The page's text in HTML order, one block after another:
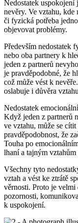
Nedostatek
nevěry. Ve vztahu, kde
či fyzická potřeba
objevovat problémy.
Především nedostatek
nebo oba partnery k
jeden z partnerů
je pravděpodobné, že
což může vést k
oslabuje i důvěra
Nedostatek
Když jeden z partnerů
ve vztahu, může se
pravděpodobnost, že
Touha po
lhaní a tajným
Všechny tyto
vztah a vést ke ztrátě
věrnosti. Proto je velmi
pozornosti,
k uspokojení.